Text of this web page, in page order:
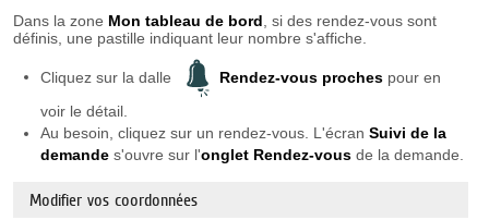
Dans la zone Mon tableau de bord , si des rendez-vous sont
définis, une pastille indiquant leur nombre s'affiche.
Cliquez sur la dalle Rendez-vous prochespour en
voir le détail.
Au besoin, cliquez sur un rendez-vous. L'écran Suivi de la
demandes'ouvre sur l'onglet Rendez-vousde la demande.
Modifier vos coordonnées